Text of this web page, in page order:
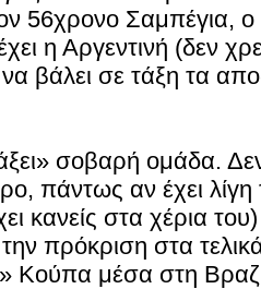
56χρονο Σαμπέγια, ο
η Αργεντινή (δεν
βάλει σε τάξη τα
σοβαρή ομάδα.
πάντως αν έχει
κανείς στα χέρια
πρόκριση στα
Κούπα μέσα στη